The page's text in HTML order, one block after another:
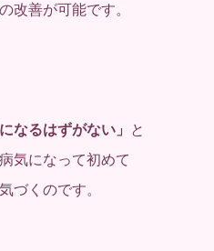
改善が可能です。
なるはずがない」
と
気になって初めて
づくのです。